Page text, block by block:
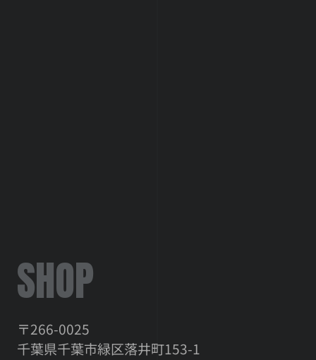
SHOP
〒266-0025
千葉県千葉市緑区落井町153-1